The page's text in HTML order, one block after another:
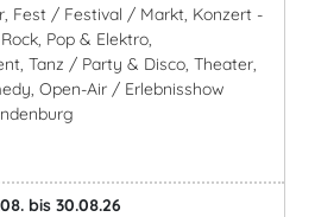
Fest / Festival / Markt, Konzert -
Pop & Elektro,
Tanz / Party & Disco, Theater,
Open-Air / Erlebnisshow
bis 30.08.26